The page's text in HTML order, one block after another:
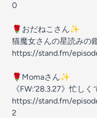
0
🌹おだねこさん✨
猫魔女さんの星読みの
https://stand.fm/
🌹Momaさん✨
《FW:‘28.3.27》忙しく
https://stand.fm/
2